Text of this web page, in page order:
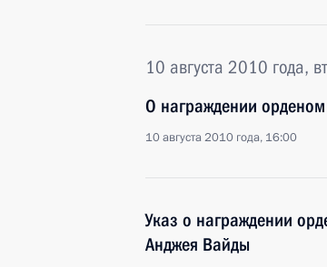
10 августа 2010 года,
О награждении орденом
10 августа 2010 года, 16:00
Указ о награждении
Анджея Вайды